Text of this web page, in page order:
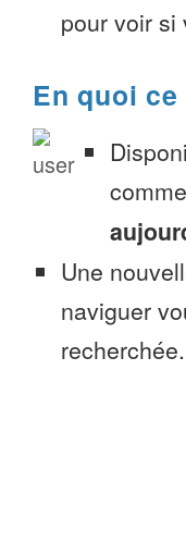
pour voir si
En quoi
Une
naviguer
recherchée.